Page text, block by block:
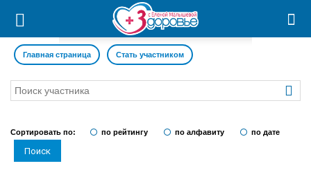
Главная страница Стать участником
Сортировать по: по рейтингу по алфавиту по дате